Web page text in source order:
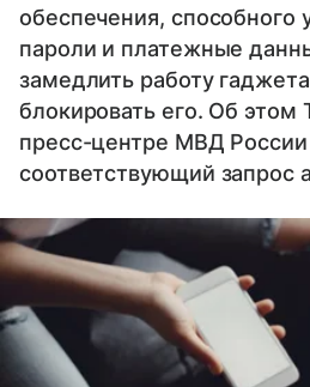
обеспечения, способного
пароли и платежные
замедлить работу
блокировать его. Об
пресс-центре МВД России
соответствующий запрос